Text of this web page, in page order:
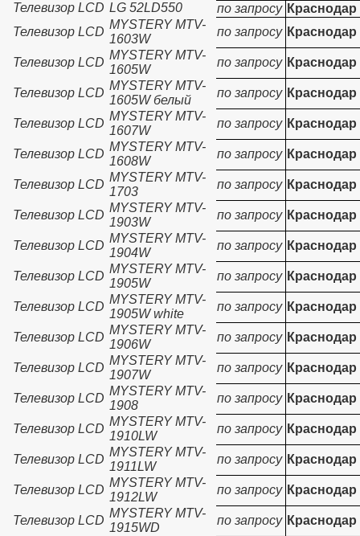
Телевизор LCD LG 52LD550 по запросу Краснодар
Телевизор LCD
MYSTERY MTV-
1603W
по запросу Краснодар
Телевизор LCD
MYSTERY MTV-
1605W
по запросу Краснодар
Телевизор LCD
MYSTERY MTV-
1605W белый
по запросу Краснодар
Телевизор LCD
MYSTERY MTV-
1607W
по запросу Краснодар
Телевизор LCD
MYSTERY MTV-
1608W
по запросу Краснодар
Телевизор LCD
MYSTERY MTV-
1703
по запросу Краснодар
Телевизор LCD
MYSTERY MTV-
1903W
по запросу Краснодар
Телевизор LCD
MYSTERY MTV-
1904W
по запросу Краснодар
Телевизор LCD
MYSTERY MTV-
1905W
по запросу Краснодар
Телевизор LCD
MYSTERY MTV-
1905W white
по запросу Краснодар
Телевизор LCD
MYSTERY MTV-
1906W
по запросу Краснодар
Телевизор LCD
MYSTERY MTV-
1907W
по запросу Краснодар
Телевизор LCD
MYSTERY MTV-
1908
по запросу Краснодар
Телевизор LCD
MYSTERY MTV-
1910LW
по запросу Краснодар
Телевизор LCD
MYSTERY MTV-
1911LW
по запросу Краснодар
Телевизор LCD
MYSTERY MTV-
1912LW
по запросу Краснодар
Телевизор LCD
MYSTERY MTV-
1915WD
по запросу Краснодар